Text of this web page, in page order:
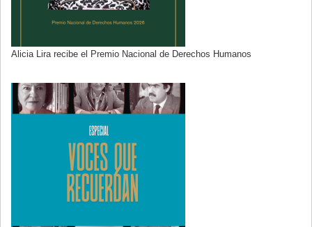
Alicia Lira recibe el Premio Nacional de Derechos Humanos